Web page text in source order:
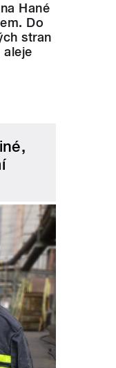
Hané
Do
stran
aleje